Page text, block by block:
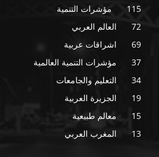
مؤشرات التنمية
115
العالم العربي
72
اشراقات عربية
69
مؤشرات التنمية العالمية
37
التعليم والجامعات
34
الجزيرة العربية
19
معالم طبيعية
15
المغرب العربي
13